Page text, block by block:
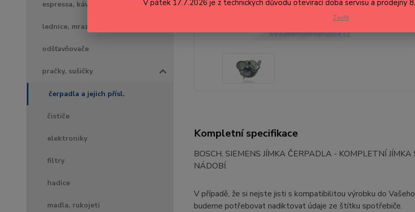
espressa, kávovary, kávomlýnky
lednice, mrazáky
odšťavňovače
pračky, sušičky
čerpadla a jejich přísl.
čističe
elektroniky
filtry
hadice
madla, rukojeti
Kompletní specifikace
BOSCH, SIEMENS JÍMKA ČERPADLA - KOMPLETNÍ
NÁDOBÍ.
V případě, že si nejste jisti s kompatibilitou výrobku do
budeme potřebovat nadiktovat údaje ze štítku spotřebiče.
V pátek 17.7.2026 je z technických důvodu otevírací doba servisu a prodejny
Zavřít